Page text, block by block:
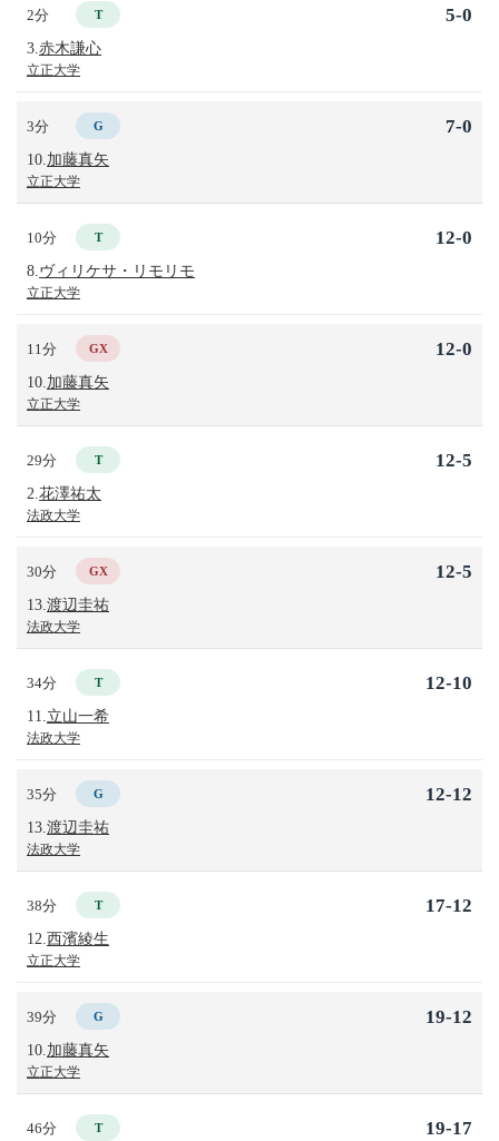
2分 T
3. 赤木謙心
立正大学
5-0
3分 G
10. 加藤真矢
立正大学
7-0
10分 T
8. ヴィリケサ・リモリモ
立正大学
12-0
11分 GX
10. 加藤真矢
立正大学
12-0
29分 T
2. 花澤祐太
法政大学
12-5
30分 GX
13. 渡辺圭祐
法政大学
12-5
34分 T
11. 立山一希
法政大学
12-10
35分 G
13. 渡辺圭祐
法政大学
12-12
38分 T
12. 西濱綾生
立正大学
17-12
39分 G
10. 加藤真矢
立正大学
19-12
46分 T 19-17